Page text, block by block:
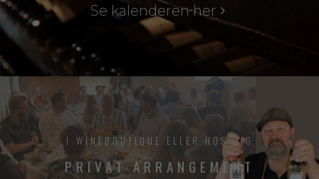
Se kalenderen her
I WINEBOUTIQUE ELLER HOS DIG
PRIVAT ARRANGEMENT